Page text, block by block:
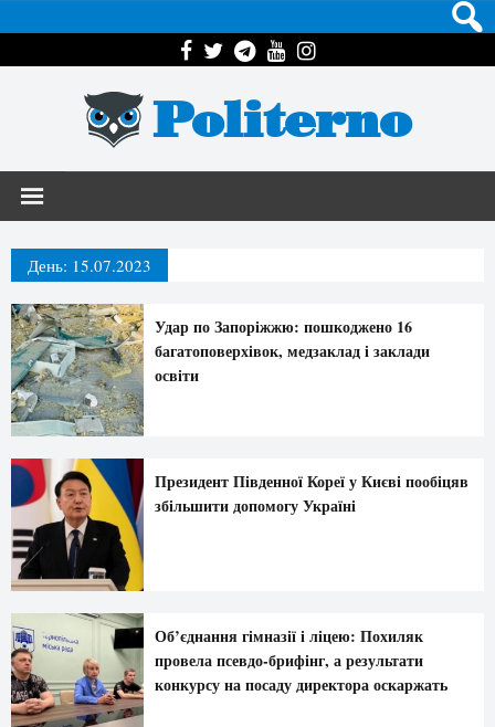
Politerno
День: 15.07.2023
Удар по Запоріжжю: пошкоджено 16
багатоповерхівок, медзаклад і заклади
освіти
Президент Південної Кореї у Києві пообіцяв
збільшити допомогу Україні
Об’єднання гімназії і ліцею: Похиляк
провела псевдо-брифінг, а результати
конкурсу на посаду директора оскаржать